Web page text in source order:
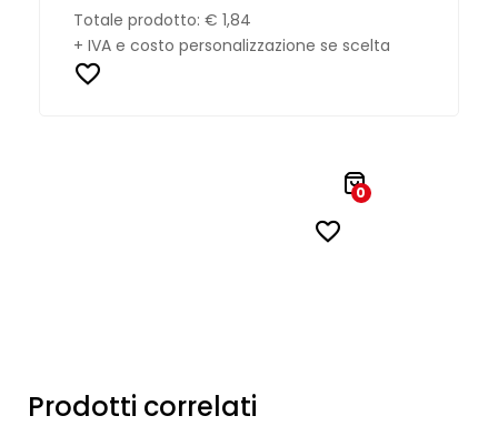
Totale prodotto: € 1,84
+ IVA e costo personalizzazione se scelta
0
Prodotti correlati